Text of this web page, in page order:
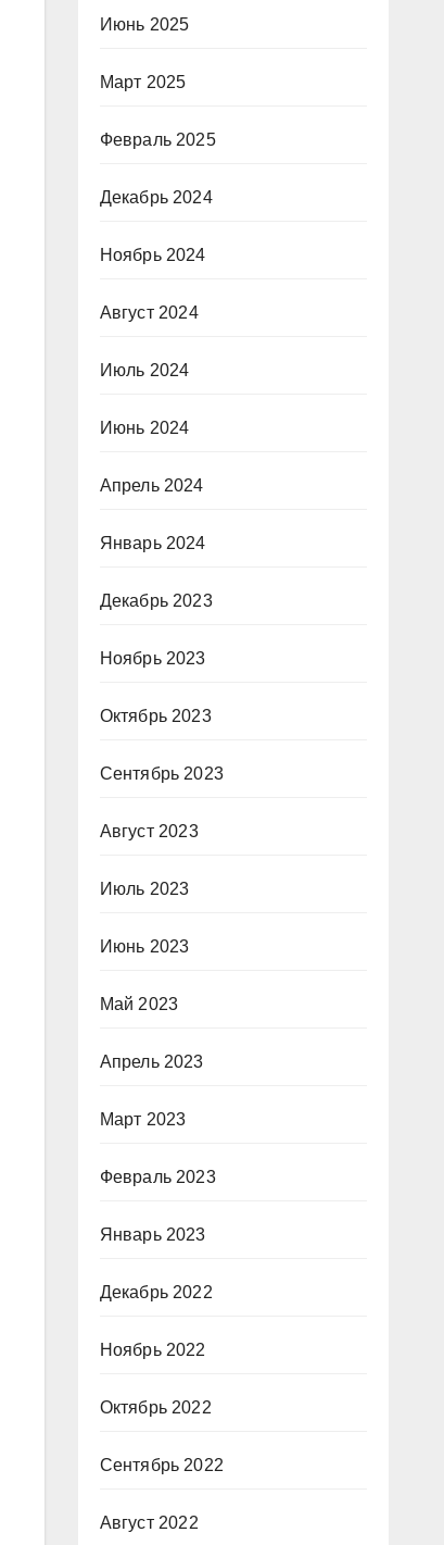
Июнь 2025
Март 2025
Февраль 2025
Декабрь 2024
Ноябрь 2024
Август 2024
Июль 2024
Июнь 2024
Апрель 2024
Январь 2024
Декабрь 2023
Ноябрь 2023
Октябрь 2023
Сентябрь 2023
Август 2023
Июль 2023
Июнь 2023
Май 2023
Апрель 2023
Март 2023
Февраль 2023
Январь 2023
Декабрь 2022
Ноябрь 2022
Октябрь 2022
Сентябрь 2022
Август 2022